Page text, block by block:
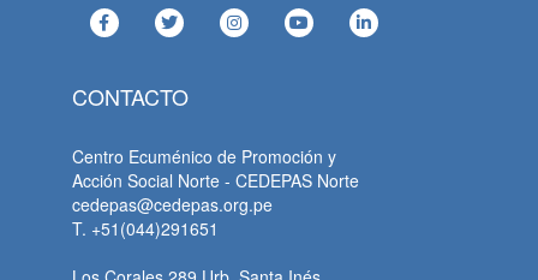
CONTACTO
Centro Ecuménico de Promoción y
Acción Social Norte - CEDEPAS Norte
cedepas@cedepas.org.pe
T. +51(044)291651